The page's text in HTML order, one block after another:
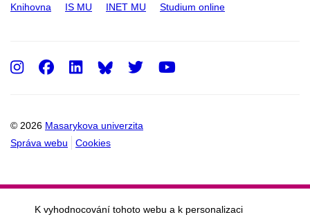
Knihovna IS MU INET MU Studium online
© 2026 Masarykova univerzita
Správa webu
Cookies
Instagram
Facebook
LinkedInTwitter
K vyhodnocování tohoto webu a k personalizaci